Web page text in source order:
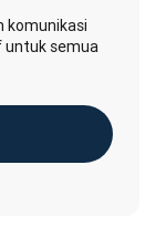
komunikasi
untuk semua